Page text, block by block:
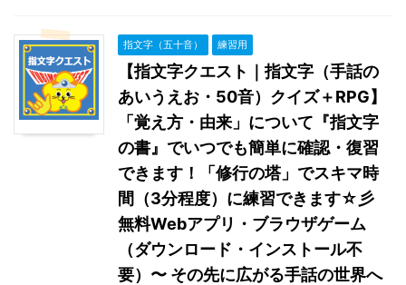
指文字（五十音） 練習用
【指文字クエスト｜指文字（手話の
あいうえお・50音）クイズ＋RPG】
「覚え方・由来」について『指文字
の書』でいつでも簡単に確認・復習
できます！「修行の塔」でスキマ時
間（3分程度）に練習できます☆彡
無料Webアプリ・ブラウザゲーム
（ダウンロード・インストール不
要）〜 その先に広がる手話の世界へ